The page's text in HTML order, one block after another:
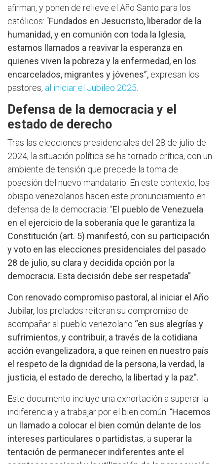
afirman, y ponen de relieve el Año Santo para los
católicos: “Fundados en Jesucristo, liberador de la
humanidad, y en comunión con toda la Iglesia,
estamos llamados a reavivar la esperanza en
quienes viven la pobreza y la enfermedad, en los
encarcelados, migrantes y jóvenes”, expresan los
pastores, al iniciar el Jubileo 2025
Defensa de la democracia y el
estado de derecho
Tras las elecciones presidenciales del 28 de julio de
2024, la situación política se ha tornado crítica, con un
ambiente de tensión que precede la toma de
posesión del nuevo mandatario. En este contexto, los
obispo venezolanos hacen este pronunciamiento en
defensa de la democracia: “El pueblo de Venezuela
en el ejercicio de la soberanía que le garantiza la
Constitución (art. 5) manifestó, con su participación
y voto en las elecciones presidenciales del pasado
28 de julio, su clara y decidida opción por la
democracia. Esta decisión debe ser respetada”
Con renovado compromiso pastoral, al iniciar el Año
Jubilar, los prelados reiteran su compromiso de
acompañar al pueblo venezolano “en sus alegrías y
sufrimientos, y contribuir, a través de la cotidiana
acción evangelizadora, a que reinen en nuestro país
el respeto de la dignidad de la persona, la verdad, la
justicia, el estado de derecho, la libertad y la paz”.
Este documento incluye una exhortación a superar la
indiferencia y a trabajar por el bien común: “Hacemos
un llamado a colocar el bien común delante de los
intereses particulares o partidistas, a superar la
tentación de permanecer indiferentes ante el